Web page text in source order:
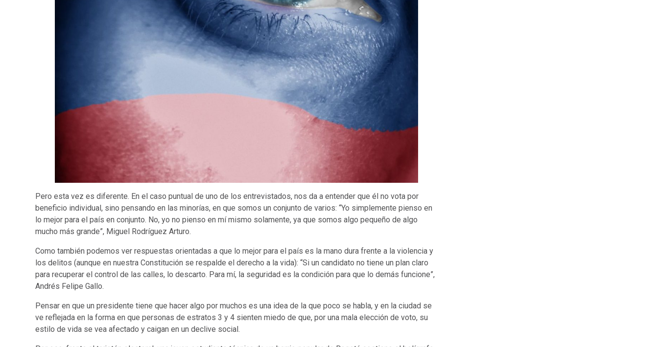
Pero esta vez es diferente. En el caso puntual de uno de los entrevistados, nos da a entender que él no vota por
beneficio individual, sino pensando en las minorías, en que somos un conjunto de varios: “Yo simplemente pienso en
lo mejor para el país en conjunto. No, yo no pienso en mí mismo solamente, ya que somos algo pequeño de algo
mucho más grande”, Miguel Rodríguez Arturo.
Como también podemos ver respuestas orientadas a que lo mejor para el país es la mano dura frente a la violencia y
los delitos (aunque en nuestra Constitución se respalde el derecho a la vida): “Si un candidato no tiene un plan claro
para recuperar el control de las calles, lo descarto. Para mí, la seguridad es la condición para que lo demás funcione”,
Andrés Felipe Gallo.
Pensar en que un presidente tiene que hacer algo por muchos es una idea de la que poco se habla, y en la ciudad se
ve reflejada en la forma en que personas de estratos 3 y 4 sienten miedo de que, por una mala elección de voto, su
estilo de vida se vea afectado y caigan en un declive social.